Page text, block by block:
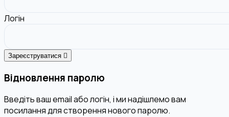
Логін
Зареєструватися
Відновлення паролю
Введіть ваш email або логін, і ми надішлемо вам
посилання для створення нового паролю.